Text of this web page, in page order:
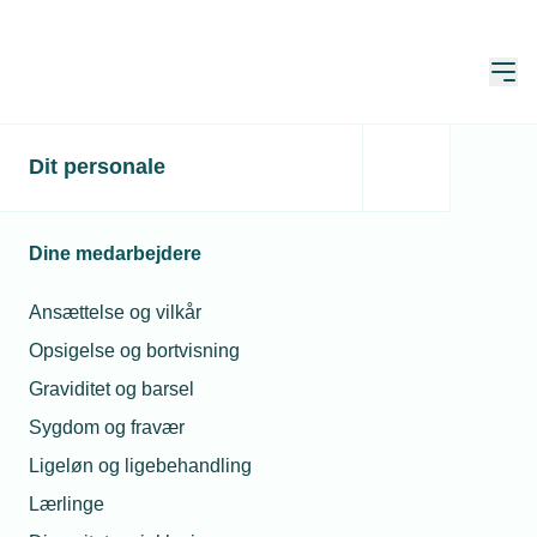
Dit personale
Dine medarbejdere
Ansættelse og vilkår
Opsigelse og bortvisning
Graviditet og barsel
Sygdom og fravær
Ligeløn og ligebehandling
Lærlinge
Podcast med
Publiceret: 29. maj 2020